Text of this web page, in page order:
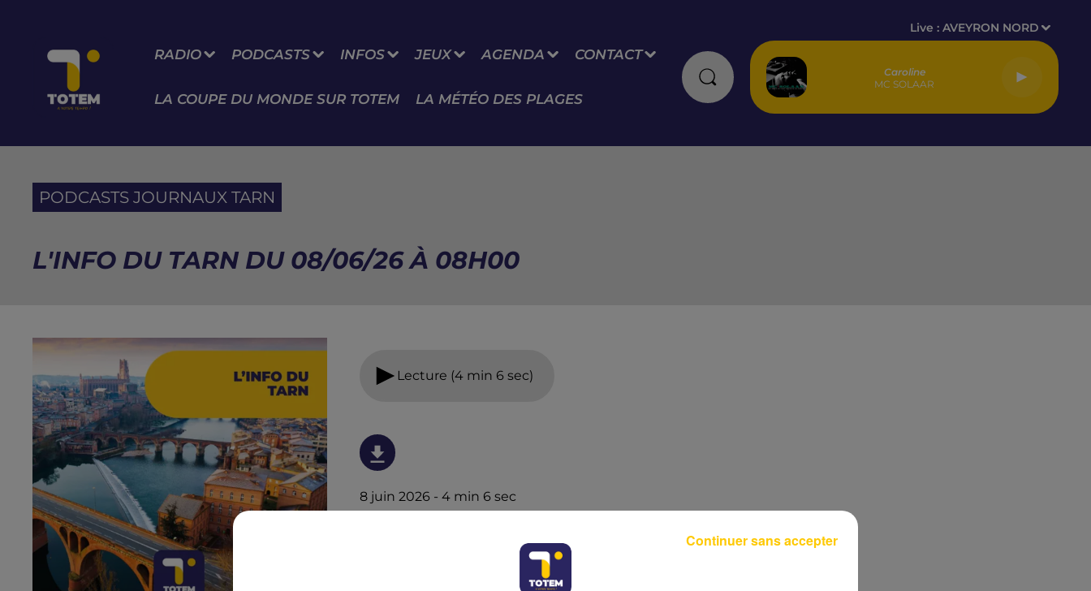
RADIO PODCASTS INFOS JEUX AGENDA CONTACT
LA COUPE DU MONDE SUR TOTEM LA MÉTÉO DES PLAGES
Live :AVEYRON NORD
Caroline
MC SOLAAR
PODCASTS JOURNAUX TARN
L'INFO DU TARN DU 08/06/26 À 08H00
Lecture (4 min 6 sec)
8 juin 2026 - 4 min 6 sec
Continuer sans accepter